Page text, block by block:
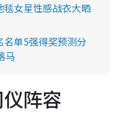
女星性感战衣大晒
单5强得奖预测分
马
阵容